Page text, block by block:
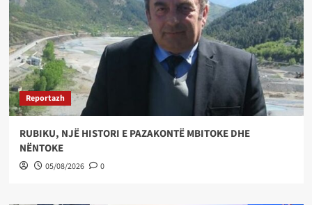
Reportazh
RUBIKU, NJË HISTORI E PAZAKONTË MBITOKE DHE
NËNTOKE
05/08/2026 0